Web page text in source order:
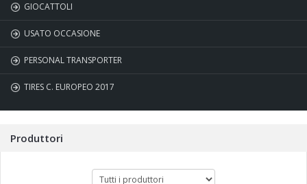
GIOCATTOLI
USATO OCCASIONE
PERSONAL TRANSPORTER
TIRES C. EUROPEO 2017
Produttori